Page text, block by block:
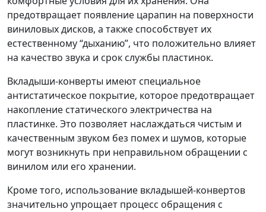
предотвращает появление царапин на поверхности
виниловых дисков, а также способствует их
естественному “дыханию”, что положительно влияет
на качество звука и срок службы пластинок.
Вкладыши-конверты имеют специальное
антистатическое покрытие, которое предотвращает
накопление статического электричества на
пластинке. Это позволяет наслаждаться чистым и
качественным звуком без помех и шумов, которые
могут возникнуть при неправильном обращении с
винилом или его хранении.
Кроме того, использование вкладышей-конвертов
значительно упрощает процесс обращения с